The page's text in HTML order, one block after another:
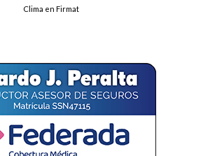
Clima en Firmat